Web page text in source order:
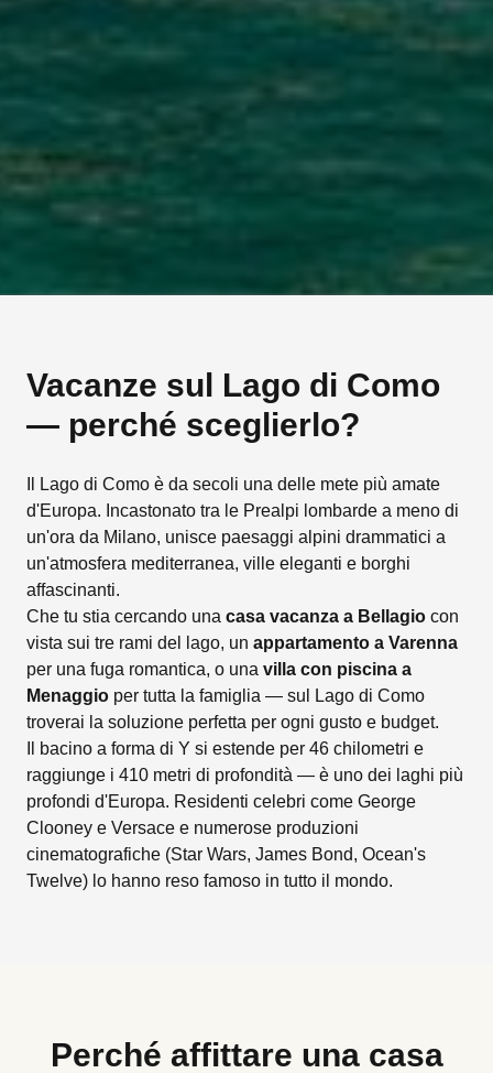
Vacanze sul Lago di Como
— perché sceglierlo?
Il Lago di Como è da secoli una delle mete più amate
d'Europa. Incastonato tra le Prealpi lombarde a meno di
un'ora da Milano, unisce paesaggi alpini drammatici a
un'atmosfera mediterranea, ville eleganti e borghi
affascinanti.
Che tu stia cercando una casa vacanza a Bellagio con
vista sui tre rami del lago, un appartamento a Varenna
per una fuga romantica, o una villa con piscina a
Menaggio per tutta la famiglia — sul Lago di Como
troverai la soluzione perfetta per ogni gusto e budget.
Il bacino a forma di Y si estende per 46 chilometri e
raggiunge i 410 metri di profondità — è uno dei laghi più
profondi d'Europa. Residenti celebri come George
Clooney e Versace e numerose produzioni
cinematografiche (Star Wars, James Bond, Ocean's
Twelve) lo hanno reso famoso in tutto il mondo.
Perché affittare una casa